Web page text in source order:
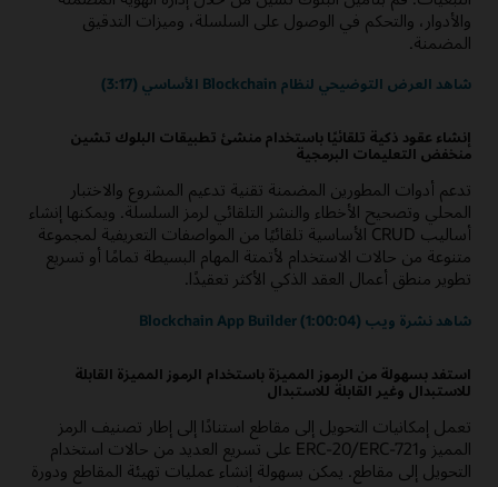
والأدوار، والتحكم في الوصول على السلسلة، وميزات التدقيق
المضمنة.
شاهد العرض التوضيحي لنظام Blockchain الأساسي (3:17)
إنشاء عقود ذكية تلقائيًا باستخدام منشئ تطبيقات البلوك تشين
منخفض التعليمات البرمجية
تدعم أدوات المطورين المضمنة تقنية تدعيم المشروع والاختبار
المحلي وتصحيح الأخطاء والنشر التلقائي لرمز السلسلة. ويمكنها إنشاء
أساليب CRUD الأساسية تلقائيًا من المواصفات التعريفية لمجموعة
متنوعة من حالات الاستخدام لأتمتة المهام البسيطة تمامًا أو تسريع
تطوير منطق أعمال العقد الذكي الأكثر تعقيدًا.
شاهد نشرة ويب Blockchain App Builder (1:00:04)
استفد بسهولة من الرموز المميزة باستخدام الرموز المميزة القابلة
للاستبدال وغير القابلة للاستبدال
تعمل إمكانيات التحويل إلى مقاطع استنادًا إلى إطار تصنيف الرمز
المميز وERC-20/ERC-721 على تسريع العديد من حالات استخدام
التحويل إلى مقاطع. يمكن بسهولة إنشاء عمليات تهيئة المقاطع ودورة